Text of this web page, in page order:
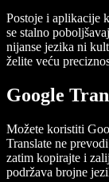
Postoje i aplikacije
se stalno
nijanse jezika ni
želite veću
Google
Možete koristiti
Translate ne
zatim kopirajte i
podržava brojne